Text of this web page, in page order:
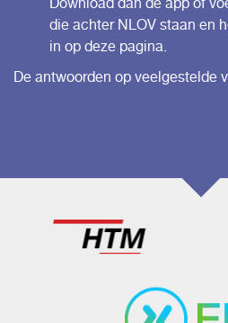
die achter NLOV staan en
in op deze pagina.
De antwoorden op veelgestelde